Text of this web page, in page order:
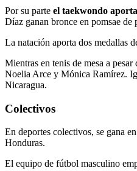
Por su parte el taekwondo
Díaz ganan bronce en pomsae de
La natación aporta dos medallas
Mientras en tenis de mesa a
Noelia Arce y Mónica Ramírez.
Nicaragua.
Colectivos
En deportes colectivos, se gana
Honduras.
El equipo de fútbol masculino